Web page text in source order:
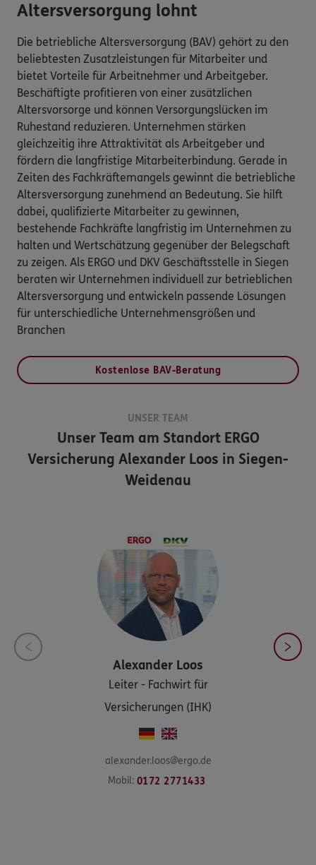
Altersversorgung lohnt
Die betriebliche Altersversorgung (BAV) gehört zu den
beliebtesten Zusatzleistungen für Mitarbeiter und
bietet Vorteile für Arbeitnehmer und Arbeitgeber.
Beschäftigte profitieren von einer zusätzlichen
Altersvorsorge und können Versorgungslücken im
Ruhestand reduzieren. Unternehmen stärken
gleichzeitig ihre Attraktivität als Arbeitgeber und
fördern die langfristige Mitarbeiterbindung. Gerade in
Zeiten des Fachkräftemangels gewinnt die betriebliche
Altersversorgung zunehmend an Bedeutung. Sie hilft
dabei, qualifizierte Mitarbeiter zu gewinnen,
bestehende Fachkräfte langfristig im Unternehmen zu
halten und Wertschätzung gegenüber der Belegschaft
zu zeigen. Als ERGO und DKV Geschäftsstelle in Siegen
beraten wir Unternehmen individuell zur betrieblichen
Altersversorgung und entwickeln passende Lösungen
für unterschiedliche Unternehmensgrößen und
Branchen
Kostenlose BAV-Beratung
UNSER TEAM
Unser Team am StandortERGO
Versicherung Alexander Loos in Siegen-
Weidenau
Alexander Loos
Leiter - Fachwirt für
Versicherungen (IHK)
alexander.loos@ergo.de
Mobil: 0172 2771433